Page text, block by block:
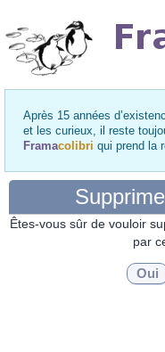
Après 15 années
et les curieux, il reste
Framacolibri qui prend la
Êtes-vous sûr de vouloir
par